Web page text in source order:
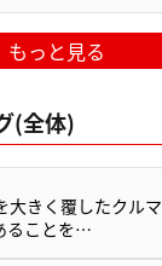
もっと見る
(全体)
大きく覆したクルマ
ることを…